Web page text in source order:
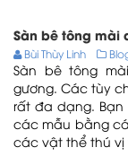
Sàn bê tông mài
Bùi Thùy Linh
Sàn bê tông
gương. Các tùy
rất đa dạng. Bạn
các mẫu bằng
các vật thể thú vị